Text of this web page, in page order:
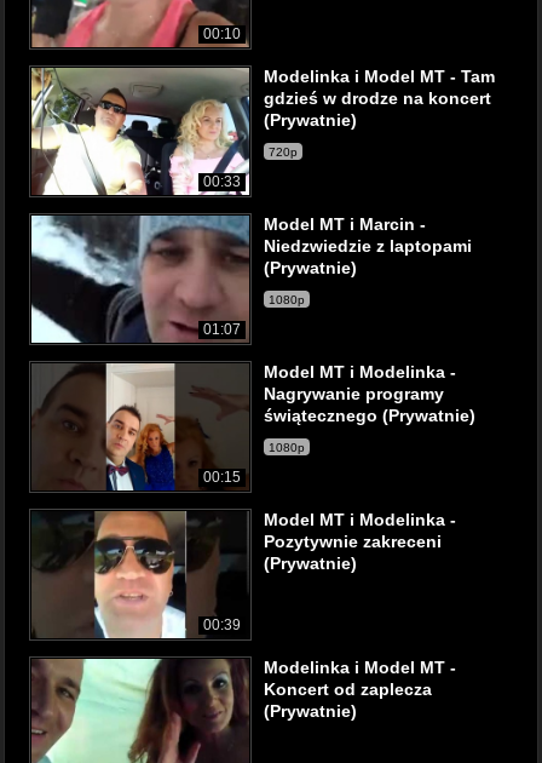
00:10
00:33
Modelinka i Model MT - Tam
gdzieś w drodze na koncert
(Prywatnie)
720p
01:07
Model MT i Marcin -
Niedzwiedzie z laptopami
(Prywatnie)
1080p
00:15
Model MT i Modelinka -
Nagrywanie programy
świątecznego (Prywatnie)
1080p
00:39
Model MT i Modelinka -
Pozytywnie zakreceni
(Prywatnie)
Modelinka i Model MT -
Koncert od zaplecza
(Prywatnie)